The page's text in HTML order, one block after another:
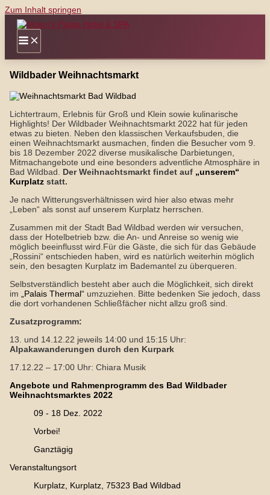
Zum Inhalt springen
Wildbader Weihnachtsmarkt
Lichtertraum, Erlebnis für Groß und Klein sowie kulinarische
Highlights! Der Wildbader Weihnachtsmarkt 2022 hat für jeden
etwas zu bieten. Neben den klassischen Verkaufsbuden, die
einen Weihnachtsmarkt ausmachen, finden die Besucher vom 9.
bis 18 Dezember 2022 diverse musikalische Darbietungen,
Mitmachangebote und eine besonders adventliche Atmosphäre in
Bad Wildbad. Der Weihnachtsmarkt findet auf „unserem“
Kurplatzstatt.
Je nach Witterungsverhältnissen wird hier also etwas mehr
„Leben“ als sonst auf unserem Kurplatz herrschen.
Zusammen mit der Stadt Bad Wildbad werden wir versuchen,
dass der Hotelbetrieb bzw. die An- und Anreise so wenig wie
möglich beeinflusst wird.Für die Gäste, die sich für das Gebäude
„Rossini“ entschieden haben, wird es natürlich weiterhin möglich
sein, den besagten Kurplatz im Bademantel zu überqueren.
Selbstverständlich besteht aber auch die Möglichkeit, sich direkt
im
„Palais Thermal“umzuziehen. Bitte bedenken Sie jedoch, dass
die dort vorhandenen Schließfächer nicht allzu groß sind.
Zusatzprogramm:
13. und 14.12.22 jeweils 14:00 und 15:15 Uhr:
Alpakawanderungen durch den Kurpark
17.12.22 – 17:00 Uhr: Chiara Musik
Angebote und Rahmenprogramm des Bad Wildbader
Weihnachtsmarktes 2022
09 - 18 Dez. 2022
Vorbei!
Ganztägig
Veranstaltungsort
Kurplatz, Kurplatz, 75323 Bad Wildbad